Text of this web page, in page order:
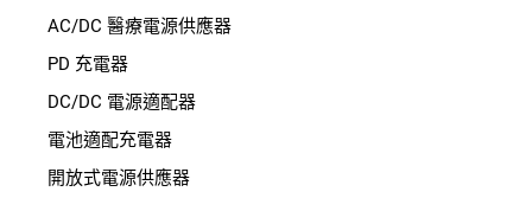
AC/DC 醫療電源供應器
PD 充電器
DC/DC 電源適配器
電池適配充電器
開放式電源供應器